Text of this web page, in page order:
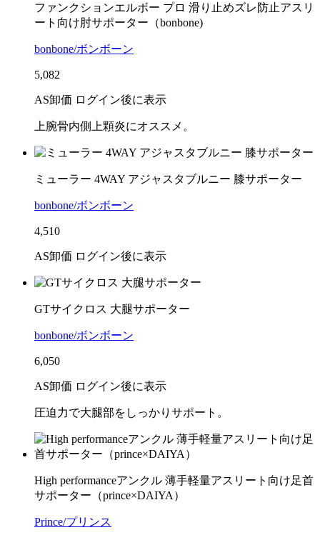
ファンクションエルボー プロ 滑り止めズレ防止アスリ
ート向け肘サポーター（bonbone)
bonbone/ボンボーン
5,082
AS卸価 ログイン後に表示
上腕骨内側上顆炎にオススメ。
ミューラー 4WAY アジャスタブルニー 膝サポーター
bonbone/ボンボーン
4,510
AS卸価 ログイン後に表示
GTサイクロス 大腿サポーター
bonbone/ボンボーン
6,050
AS卸価 ログイン後に表示
圧迫力で大腿部をしっかりサポート。
High performanceアンクル 薄手軽量アスリート向け足首
サポーター（prince×DAIYA）
Prince/プリンス